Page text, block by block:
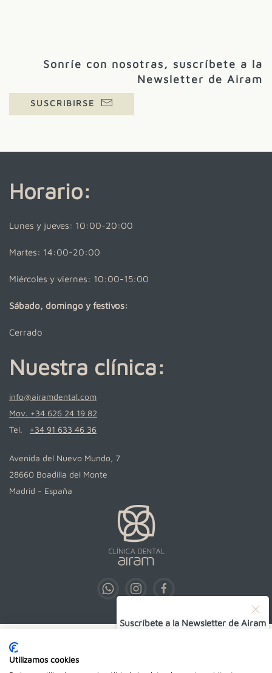
Sonríe con nosotras, suscríbete a la
Newsletter de Airam
SUSCRIBIRSE
Suscríbete a la Newsletter de Airam
Horario:
Lunes y jueves: 10:00-20:00
Martes: 14:00-20:00
Miércoles y viernes: 10:00-15:00
Sábado, domingo y festivos:
Cerrado
Nuestra clínica:
info@airamdental.com
Mov. +34 626 24 19 82
Tel. +34 91 633 46 36
Avenida del Nuevo Mundo, 7
28660 Boadilla del Monte
Madrid - España
Utilizamos cookies